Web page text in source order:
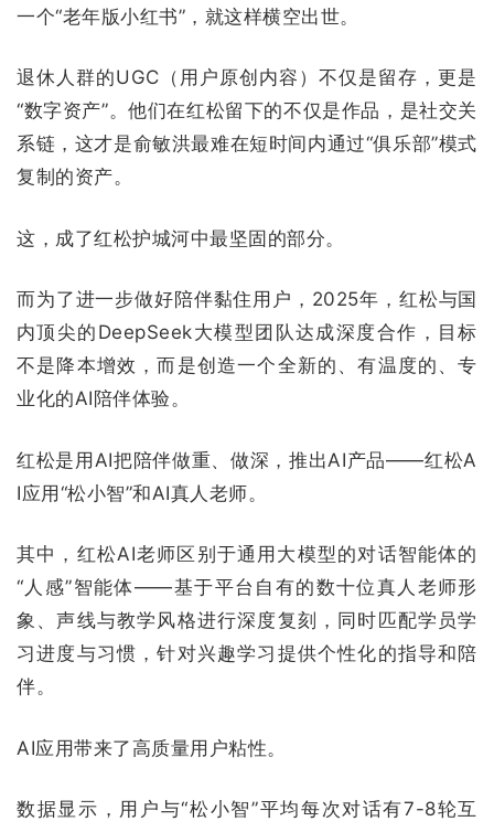
一个“老年版小红书”，就这样横空出世。
退休人群的UGC（用户原创内容）不仅是留存，更是
“数字资产”。他们在红松留下的不仅是作品，是社交关
系链，这才是俞敏洪最难在短时间内通过“俱乐部”模式
复制的资产。
这，成了红松护城河中最坚固的部分。
而为了进一步做好陪伴黏住用户，2025年，红松与国
内顶尖的DeepSeek大模型团队达成深度合作，目标
不是降本增效，而是创造一个全新的、有温度的、专
业化的AI陪伴体验。
红松是用AI把陪伴做重、做深，推出AI产品——红松A
I应用“松小智”和AI真人老师。
其中，红松AI老师区别于通用大模型的对话智能体的
“人感”智能体——基于平台自有的数十位真人老师形
象、声线与教学风格进行深度复刻，同时匹配学员学
习进度与习惯，针对兴趣学习提供个性化的指导和陪
伴。
AI应用带来了高质量用户粘性。
数据显示，用户与“松小智”平均每次对话有7-8轮互